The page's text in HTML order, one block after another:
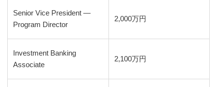
Senior Vice President —
Program Director
2,000万円
Investment Banking
Associate
2,100万円